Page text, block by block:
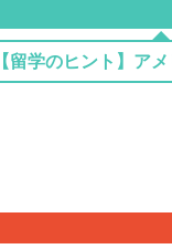
【留学のヒント】ア